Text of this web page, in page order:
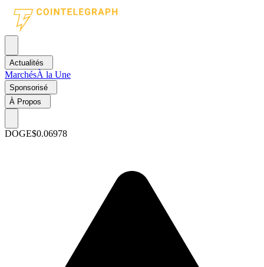
Actualités
MarchésÀ la Une
Sponsorisé
À Propos
DOGE$0.06978